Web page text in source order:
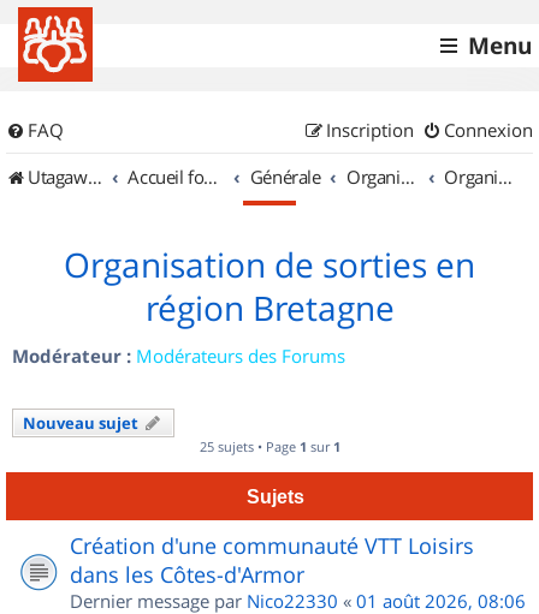
Menu
FAQ Connexion
Inscription
UtagawaVTT (Randos VTT et VTTAE avec traces GPS)
Accueil forum Générale Organisation de sorties & Recherche de partenaires Organisation de sorties en région Bretagne
Organisation de sorties en
région Bretagne
Modérateur : Modérateurs des Forums
Nouveau sujet
25 sujets • Page 1 sur 1
Sujets
Création d'une communauté VTT Loisirs
dans les Côtes-d'Armor
Dernier message par Nico22330 « 01 août 2026, 08:06